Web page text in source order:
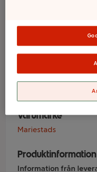
Öl
50cl 6-p
Varumärke
Mariestads
Produktinformation
Information från